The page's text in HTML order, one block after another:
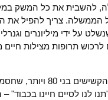
להשבית את כל המשק
הממשלה. צריך להפיל את
על ידי מיליונרים
לרכוש תרופות מצילות
הפגנות
לנו לסיים חיינו